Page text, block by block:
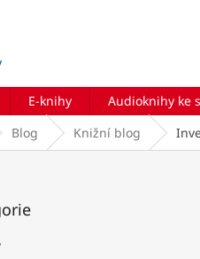
E-knihy Audioknihy ke
Blog Knižní blog